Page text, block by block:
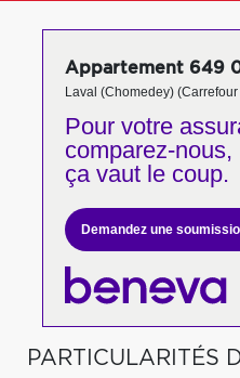
Appartement 649
Laval (Chomedey)
Pour votre
comparez-nous,
ça vaut le coup.
Demandez une
PARTICULARITÉS